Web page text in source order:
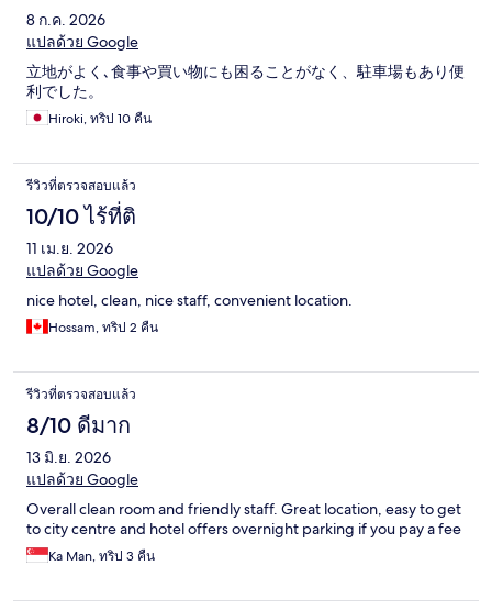
8 ก.ค. 2026
แปลด้วย Google
立地がよく､食事や買い物にも困ることがなく、駐車場もあり便
利でした。
Hiroki, ทริป 10 คืน
รีวิวที่ตรวจสอบแล้ว
10/10 ไร้ที่ติ
11 เม.ย. 2026
แปลด้วย Google
nice hotel, clean, nice staff, convenient location.
Hossam, ทริป 2 คืน
รีวิวที่ตรวจสอบแล้ว
8/10 ดีมาก
13 มิ.ย. 2026
แปลด้วย Google
Overall clean room and friendly staff. Great location, easy to get
to city centre and hotel offers overnight parking if you pay a fee
Ka Man, ทริป 3 คืน